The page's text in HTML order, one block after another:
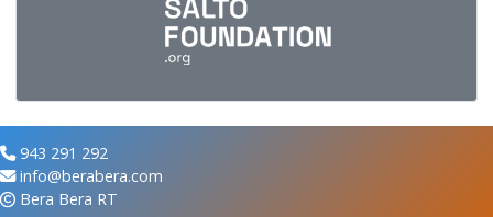
943 291 292
info@berabera.com
Bera Bera RT